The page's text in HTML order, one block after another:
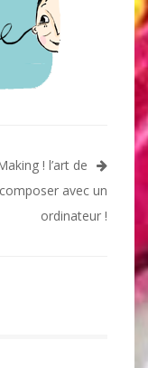
! l’art de
composer avec un
ordinateur !